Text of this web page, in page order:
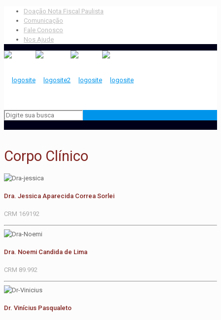
Doação Nota Fiscal Paulista
Comunicação
Fale Conosco
Nos Ajude
Corpo Clínico
Dra. Jessica Aparecida Correa Sorlei
CRM 169192
Dra. Noemi Candida de Lima
CRM 89.992
Dr. Vinícius Pasqualeto